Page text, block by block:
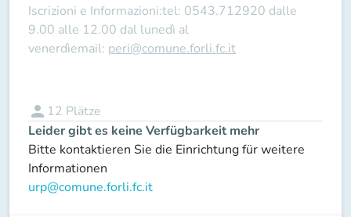
Iscrizioni e Informazioni:tel: 0543.712920 dalle
9.00 alle 12.00 dal lunedì al
venerdìemail: peri@comune.forli.fc.it
person 12 Plätze
Leider gibt es keine Verfügbarkeit mehr
Bitte kontaktieren Sie die Einrichtung für weitere
Informationen
urp@comune.forli.fc.it